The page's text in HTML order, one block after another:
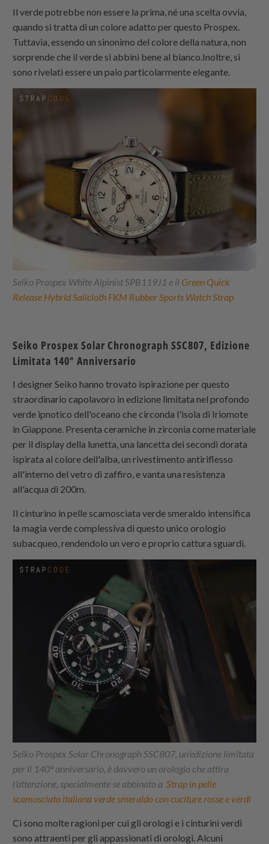
Il verde potrebbe non essere la prima, né una scelta ovvia,
quando si tratta di un colore adatto per questo Prospex.
Tuttavia, essendo un sinonimo del colore della natura, non
sorprende che il verde si abbini bene al bianco.Inoltre, si
sono rivelati essere un paio particolarmente elegante.
Seiko Prospex White Alpinist SPB119J1 e il Green Quick
Release Hybrid Sailcloth FKM Rubber Sports Watch Strap
Seiko Prospex Solar Chronograph SSC807, Edizione
Limitata 140° Anniversario
I designer Seiko hanno trovato ispirazione per questo
straordinario capolavoro in edizione limitata nel profondo
verde ipnotico dell'oceano che circonda l'isola di Iriomote
in Giappone. Presenta ceramiche in zirconia come materiale
per il display della lunetta, una lancetta dei secondi dorata
ispirata al colore dell'alba, un rivestimento antiriflesso
all'interno del vetro di zaffiro, e vanta una resistenza
all'acqua di 200m.
Il cinturino in pelle scamosciata verde smeraldo intensifica
la magia verde complessiva di questo unico orologio
subacqueo, rendendolo un vero e proprio cattura sguardi.
Seiko Prospex Solar Chronograph SSC807, un'edizione limitata
per il 140° anniversario, è davvero un orologio che attira
l'attenzione, specialmente se abbinato a Strap in pelle
scamosciata italiana verde smeraldo con cuciture rosse e verdi
Ci sono molte ragioni per cui gli orologi e i cinturini verdi
sono attraenti per gli appassionati di orologi. Alcuni